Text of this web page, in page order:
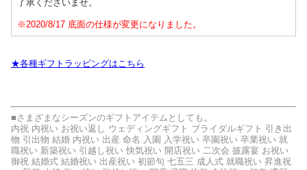
了承くださいませ。
※2020/8/17 底面の仕様が変更になりました。
★各種ギフトラッピングはこちら
■さまざまなシーズンのギフトアイテムとしても。
内祝 内祝い お祝い返し ウェディングギフト ブライダルギフト 引き出
物 引出物 結婚 内祝い 出産 命名 入園 入学祝い 卒園祝い 卒業祝い 就
職祝い 新築祝い 引越し祝い 快気祝い 開店祝い 二次会 披露宴 お祝い
御祝 結婚式 結婚祝い 出産祝い 初節句 七五三 成人式 就職祝い 昇進祝